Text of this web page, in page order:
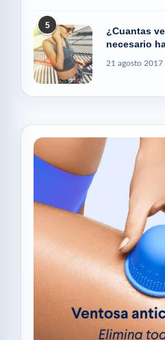
5
¿Cuantas
necesario
21 agosto 2017